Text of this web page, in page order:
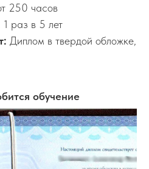
250 часов
1 раз в 5 лет
Диплом в твердой обложке,
обучение